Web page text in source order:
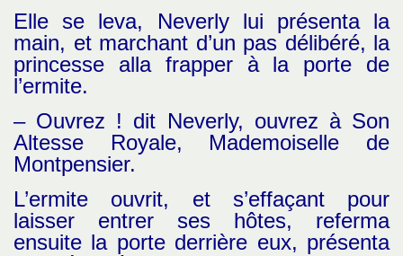
Elle se leva, Neverly lui présenta la
main, et marchant d’un pas délibéré, la
princesse alla frapper à la porte de
l’ermite.
– Ouvrez ! dit Neverly, ouvrez à Son
Altesse Royale, Mademoiselle de
Montpensier.
L’ermite ouvrit, et s’effaçant pour
laisser entrer ses hôtes, referma
ensuite la porte derrière eux, présenta